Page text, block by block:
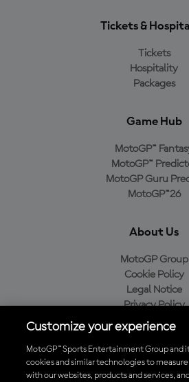
Tickets &
Tickets
Hospitality
Packages
Game Hub
MotoGP™
MotoGP™
MotoGP Guru
MotoGP™26
About Us
MotoGP Group
Cookie Policy
Legal Notice
Privacy Policy
Purchase Policy
Baixe o aplicativo oficial da
Customize your experience
MotoGP™ Sports Entertainment Group and
cookies and similar technologies to
with our websites, products and services,